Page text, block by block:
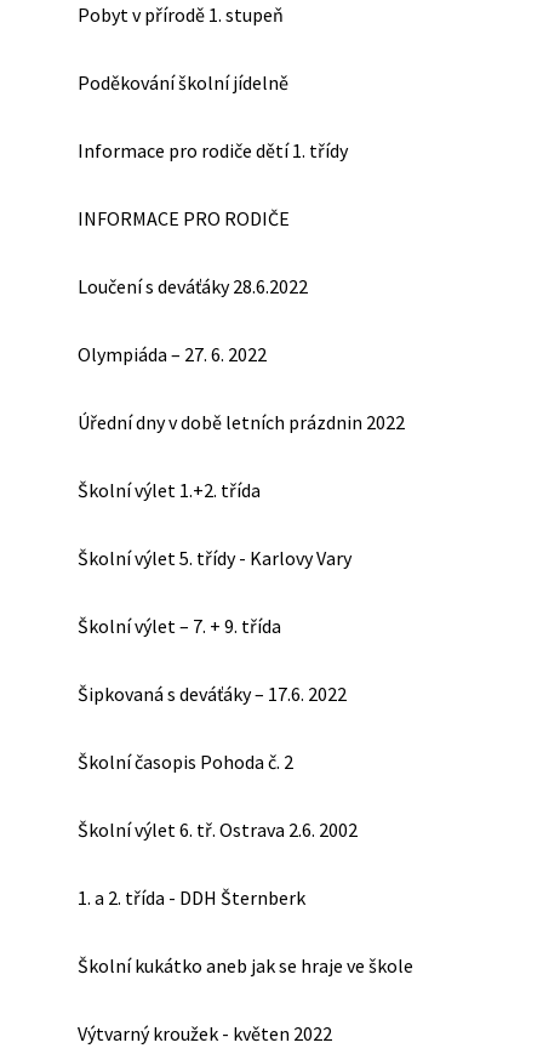
Pobyt v přírodě 1. stupeň
Poděkování školní jídelně
Informace pro rodiče dětí 1. třídy
INFORMACE PRO RODIČE
Loučení s deváťáky 28.6.2022
Olympiáda – 27. 6. 2022
Úřední dny v době letních prázdnin 2022
Školní výlet 1.+2. třída
Školní výlet 5. třídy - Karlovy Vary
Školní výlet – 7. + 9. třída
Šipkovaná s deváťáky – 17.6. 2022
Školní časopis Pohoda č. 2
Školní výlet 6. tř. Ostrava 2.6. 2002
1. a 2. třída - DDH Šternberk
Školní kukátko aneb jak se hraje ve škole
Výtvarný kroužek - květen 2022